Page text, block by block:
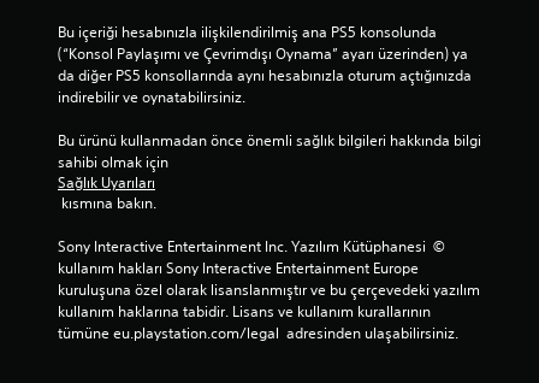
Bu içeriği hesabınızla ilişkilendirilmiş ana PS5 konsolunda
(“Konsol Paylaşımı ve Çevrimdışı Oynama” ayarı üzerinden) ya
da diğer PS5 konsollarında aynı hesabınızla oturum açtığınızda
indirebilir ve oynatabilirsiniz.
Bu ürünü kullanmadan önce önemli sağlık bilgileri hakkında bilgi
sahibi olmak için
Sağlık Uyarıları
kısmına bakın.
Sony Interactive Entertainment Inc. Yazılım Kütüphanesi  ©
kullanım hakları Sony Interactive Entertainment Europe
kuruluşuna özel olarak lisanslanmıştır ve bu çerçevedeki yazılım
kullanım haklarına tabidir. Lisans ve kullanım kurallarının
tümüne eu.playstation.com/legal  adresinden ulaşabilirsiniz.